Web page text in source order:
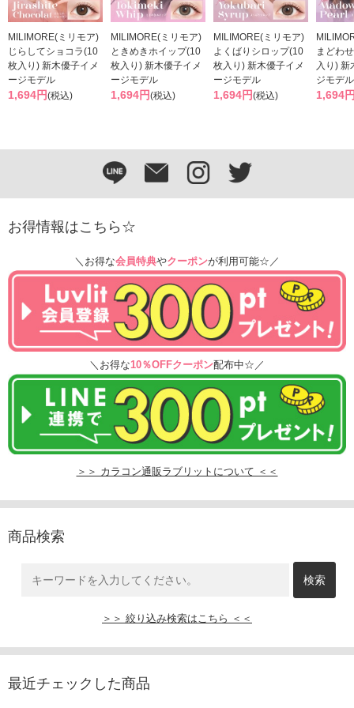
MILIMORE(ミリモア)
じらしてショコラ(10
枚入り) 新木優子イメ
ージモデル
1,694円(税込)
MILIMORE(ミリモア)
ときめきホイップ(10
枚入り) 新木優子イメ
ージモデル
1,694円(税込)
MILIMORE(ミリモア)
よくばりシロップ(10
枚入り) 新木優子イメ
ージモデル
1,694円(税込)
まどわ
入り) 新
ジモデル
1,694
お得情報はこちら☆
＼お得な会員特典やクーポンが利用可能☆／
＼お得な10％OFFクーポン配布中☆／
＞＞ カラコン通販ラブリットについて ＜＜
商品検索
＞＞ 絞り込み検索はこちら ＜＜
最近チェックした商品